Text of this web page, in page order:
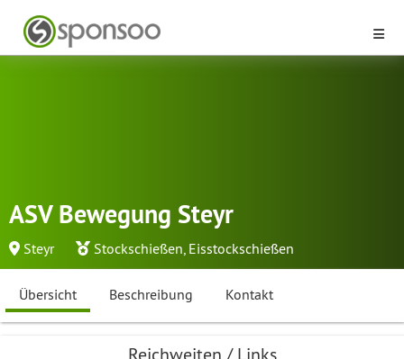
ASV Bewegung Steyr
Steyr Stockschießen, Eisstockschießen
Übersicht Beschreibung Kontakt
Reichweiten / Links